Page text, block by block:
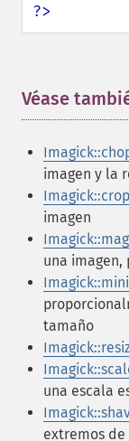
?>
Véase
imagen y la
imagen
una
tamaño
una escala
extremos de